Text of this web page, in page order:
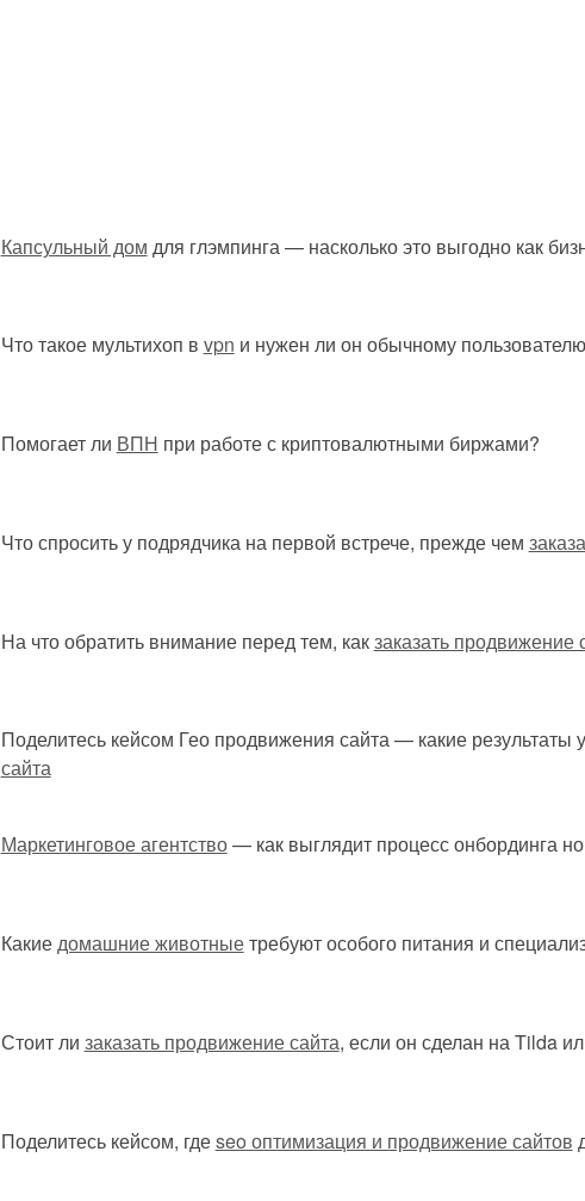
Капсульный дом для глэмпинга — насколько это выгодно как
Что такое мультихоп в vpn и нужен ли он обычному
Помогает ли ВПН при работе с криптовалютными биржами?
Что спросить у подрядчика на первой встрече, прежде чем
На что обратить внимание перед тем, какзаказать продвижение
Поделитесь кейсом Гео продвижения сайта — какие результаты
сайта
Маркетинговое агентство— как выглядит процесс онбординга
Какиедомашние животныетребуют особого питания и
Стоит ли заказать продвижение сайта, если он сделан на Tilda
Поделитесь кейсом, гдеseo оптимизация и продвижение сайтов